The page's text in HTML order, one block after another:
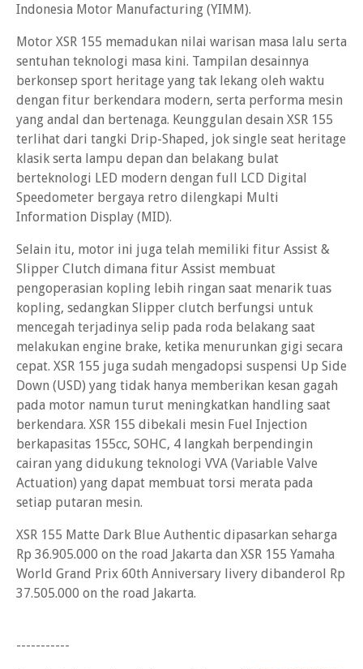
Indonesia Motor Manufacturing (YIMM).
Motor XSR 155 memadukan nilai warisan masa lalu serta
sentuhan teknologi masa kini. Tampilan desainnya
berkonsep sport heritage yang tak lekang oleh waktu
dengan fitur berkendara modern, serta performa mesin
yang andal dan bertenaga. Keunggulan desain XSR 155
terlihat dari tangki Drip-Shaped, jok single seat heritage
klasik serta lampu depan dan belakang bulat
berteknologi LED modern dengan full LCD Digital
Speedometer bergaya retro dilengkapi Multi
Information Display (MID).
Selain itu, motor ini juga telah memiliki fitur Assist &
Slipper Clutch dimana fitur Assist membuat
pengoperasian kopling lebih ringan saat menarik tuas
kopling, sedangkan Slipper clutch berfungsi untuk
mencegah terjadinya selip pada roda belakang saat
melakukan engine brake, ketika menurunkan gigi secara
cepat. XSR 155 juga sudah mengadopsi suspensi Up Side
Down (USD) yang tidak hanya memberikan kesan gagah
pada motor namun turut meningkatkan handling saat
berkendara. XSR 155 dibekali mesin Fuel Injection
berkapasitas 155cc, SOHC, 4 langkah berpendingin
cairan yang didukung teknologi VVA (Variable Valve
Actuation) yang dapat membuat torsi merata pada
setiap putaran mesin.
XSR 155 Matte Dark Blue Authentic dipasarkan seharga
Rp 36.905.000 on the road Jakarta dan XSR 155 Yamaha
World Grand Prix 60th Anniversary livery dibanderol Rp
37.505.000 on the road Jakarta.
-----------